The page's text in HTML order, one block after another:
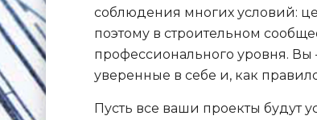
соблюдения многих условий:
поэтому в строительном
профессионального уровня. Вы
уверенные в себе и, как
Пусть все ваши проекты будут